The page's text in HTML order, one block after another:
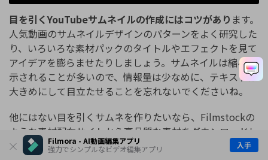
Filmora - AI動画編集アプリ
強力でシンプルなビデオ編集アプリ
入手
目を引くYouTubeサムネイルの作成にはコツがあり ます。
人気動画のサムネイルデザインのパターンをよく研究した
り、いろいろな素材パックのタイトルやエフェクトを見て
アイデアを膨らませたりしましょう。サムネイルは縮小表
示されることが多いので、情報量は少なめに、テキストは
大きめにして目立たせることを忘れないでくださいね。
他にはない目を引くサムネを作りたいなら、Filmstockの
ような素材配布サイトから高品質な素材をダウンロードし
て使うのもおすすめです。動画編集ソフト
なら、